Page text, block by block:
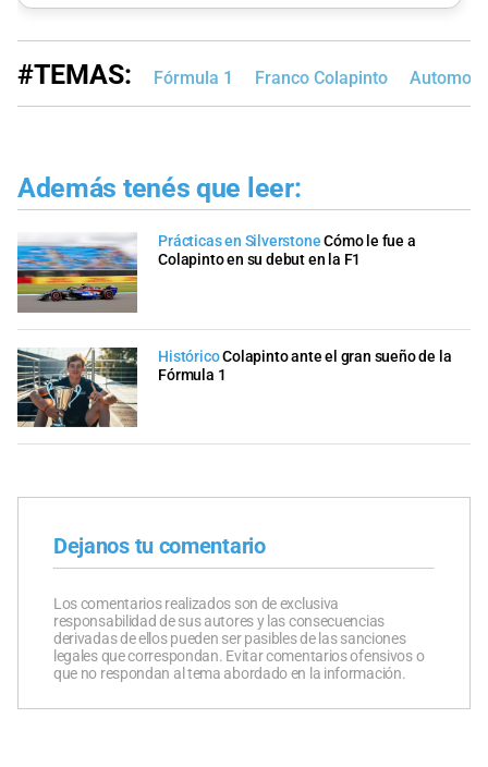
#TEMAS: Fórmula 1 Franco Colapinto
Además tenés que leer:
Prácticas en SilverstoneCómo le fue a
Colapinto en su debut en la F1
HistóricoColapinto ante el gran sueño de la
Fórmula 1
Dejanos tu comentario
Los comentarios realizados son de exclusiva
responsabilidad de sus autores y las consecuencias
derivadas de ellos pueden ser pasibles de las sanciones
legales que correspondan. Evitar comentarios ofensivos o
que no respondan al tema abordado en la información.